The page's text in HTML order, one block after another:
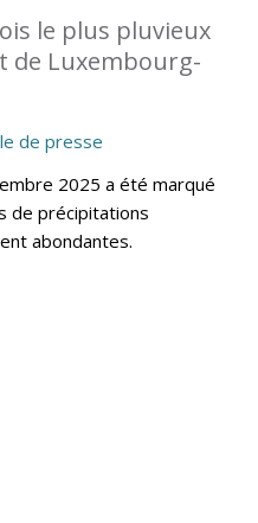
le plus pluvieux
de Luxembourg-
de presse
2025 a été marqué
de précipitations
abondantes.